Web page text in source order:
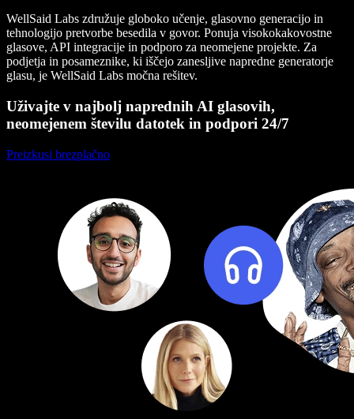
WellSaid Labs združuje globoko učenje, glasovno generacijo in
tehnologijo pretvorbe besedila v govor. Ponuja visokokakovostne
glasove, API integracije in podporo za neomejene projekte. Za
podjetja in posameznike, ki iščejo zanesljive napredne generatorje
glasu, je WellSaid Labs močna rešitev.
Uživajte v najbolj naprednih AI glasovih,
neomejenem številu datotek in podpori 24/7
Preizkusi brezplačno